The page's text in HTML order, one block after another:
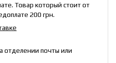
Товар который стоит от
200 грн.
отделении почты или